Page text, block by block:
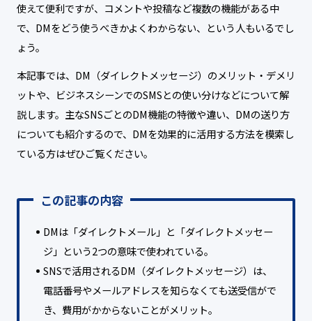
使えて便利ですが、コメントや投稿など複数の機能がある中
で、DMをどう使うべきかよくわからない、という人もいるでし
ょう。
本記事では、DM（ダイレクトメッセージ）のメリット・デメリ
ットや、ビジネスシーンでのSMSとの使い分けなどについて解
説します。主なSNSごとのDM機能の特徴や違い、DMの送り方
についても紹介するので、DMを効果的に活用する方法を模索し
ている方はぜひご覧ください。
この記事の内容
DMは「ダイレクトメール」と「ダイレクトメッセー
ジ」という2つの意味で使われている。
SNSで活用されるDM（ダイレクトメッセージ）は、
電話番号やメールアドレスを知らなくても送受信がで
き、費用がかからないことがメリット。